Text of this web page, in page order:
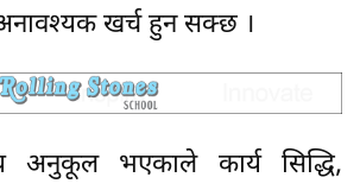
खर्च हुन सक्छ ।
अनुकूल भएकाले कार्य सिद्धि,